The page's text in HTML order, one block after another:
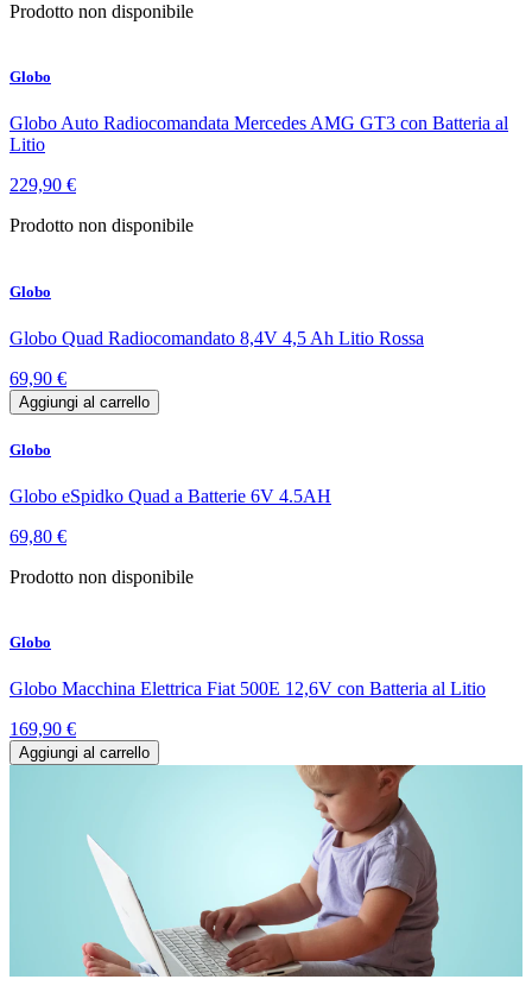
Prodotto non disponibile
Globo
Globo Auto Radiocomandata Mercedes AMG GT3 con Batteria al
Litio
229,90 €
Prodotto non disponibile
Globo
Globo Quad Radiocomandato 8,4V 4,5 Ah Litio Rossa
69,90 €
Aggiungi al carrello
Globo
Globo eSpidko Quad a Batterie 6V 4.5AH
69,80 €
Prodotto non disponibile
Globo
Globo Macchina Elettrica Fiat 500E 12,6V con Batteria al Litio
169,90 €
Aggiungi al carrello